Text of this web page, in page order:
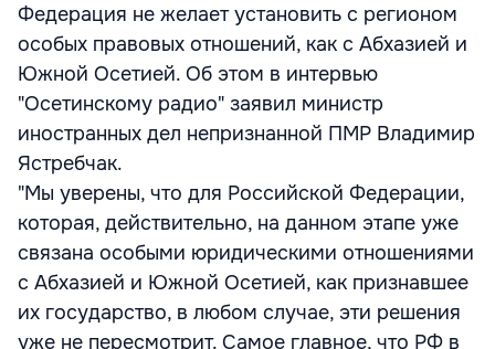
Федерация не желает установить с регионом
особых правовых отношений, как с Абхазией и
Южной Осетией. Об этом в интервью
"Осетинскому радио" заявил министр
иностранных дел непризнанной ПМР Владимир
Ястребчак.
"Мы уверены, что для Российской Федерации,
которая, действительно, на данном этапе уже
связана особыми юридическими отношениями
с Абхазией и Южной Осетией, как признавшее
их государство, в любом случае, эти решения
уже не пересмотрит. Самое главное, что РФ в